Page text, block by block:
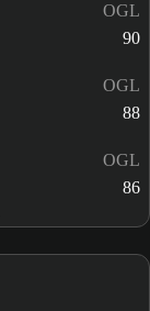
OGL
90
OGL
88
OGL
86